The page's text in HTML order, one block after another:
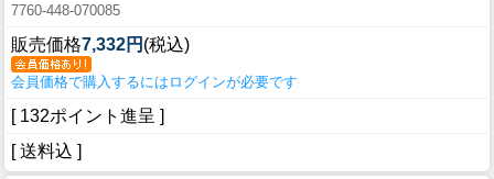
7760-448-070085
販売価格7,332円 (税込)
会員価格で購入するにはログインが必要です
[ 132ポイント進呈 ]
[ 送料込 ]